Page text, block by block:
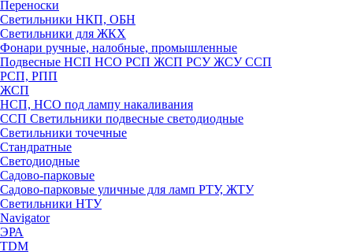
Переноски
Светильники НКП, ОБН
Светильники для ЖКХ
Фонари ручные, налобные, промышленные
Подвесные НСП НСО РСП ЖСП РСУ ЖСУ ССП
РСП, РПП
ЖСП
НСП, НСО под лампу накаливания
ССП Светильники подвесные светодиодные
Светильники точечные
Стандратные
Светодиодные
Садово-парковые
Садово-парковые уличные для ламп РТУ, ЖТУ
Светильники НТУ
Navigator
ЭРА
TDM